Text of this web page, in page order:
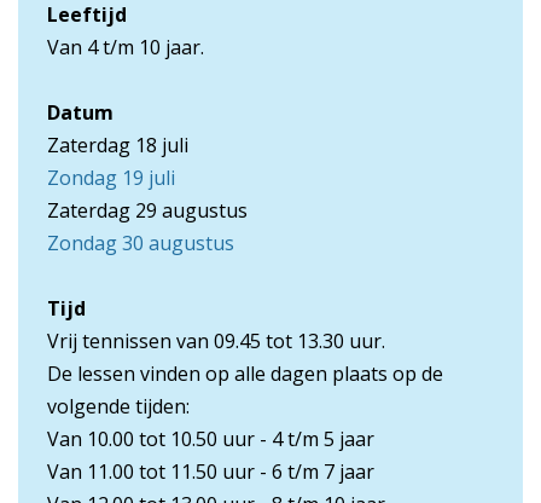
Leeftijd
Van 4 t/m 10 jaar.
Datum
Zaterdag 18 juli
Zondag 19 juli
Zaterdag 29 augustus
Zondag 30 augustus
Tijd
Vrij tennissen van 09.45 tot 13.30 uur.
De lessen vinden op alle dagen plaats op de
volgende tijden:
Van 10.00 tot 10.50 uur - 4 t/m 5 jaar
Van 11.00 tot 11.50 uur - 6 t/m 7 jaar